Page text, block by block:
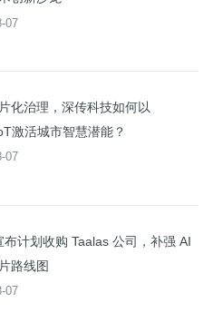
07
化治理，深传科技如何以
激活城市智慧潜能？
07
布计划收购 Taalas 公司，补强 AI
路线图
07